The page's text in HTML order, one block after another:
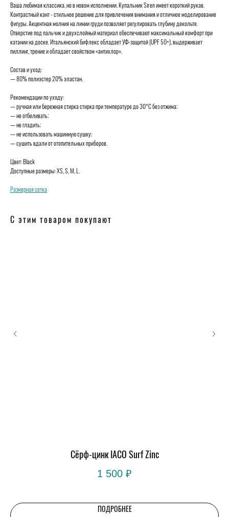
Ваша любимая классика, но в новом исполнении. Купальник Siren имеет короткий рукав.
Контрастный кант - стильное решение для привлечения внимания и отличное моделирование
фигуры. Акцентная молния на линии груди позволяет регулировать глубину декольте.
Отверстие под пальчик и двухслойный материал обеспечивают максимальный комфорт при
катании на доске. Итальянский бифлекс обладает УФ-защитой (UPF 50+), выдерживает
пиллинг, трение и обладает свойством «антихлор».
Состав и уход:
— 80% полиэстер 20% эластан.
Рекомендации по уходу:
— ручная или бережная стирка стирка при температуре до 30°C без отжима;
— не отбеливать;
— не гладить;
— не использовать машинную сушку;
— сушить вдали от отопительных приборов.
Цвет: Black
Доступные размеры: XS, S, M, L.
Размерная сетка
С этим товаром покупают
Сёрф-цинк IACO Surf Zinc
1 500 ₽
ПОДРОБНЕЕ